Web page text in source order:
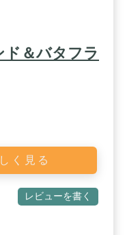
ド＆バタフラ
く見る
レビューを書く